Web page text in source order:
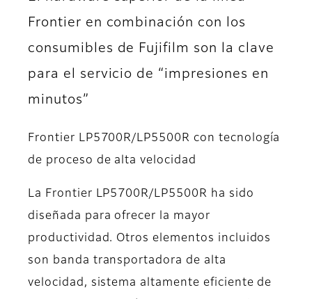
Frontier en combinación con los
consumibles de Fujifilm son la clave
para el servicio de “impresiones en
minutos”
Frontier LP5700R/LP5500R con tecnología
de proceso de alta velocidad
La Frontier LP5700R/LP5500R ha sido
diseñada para ofrecer la mayor
productividad. Otros elementos incluidos
son banda transportadora de alta
velocidad, sistema altamente eficiente de